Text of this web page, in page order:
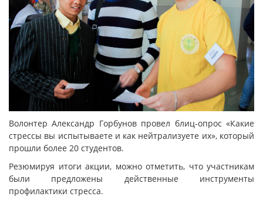
Волонтер Александр Горбунов провел блиц-опрос «Какие
стрессы вы испытываете и как нейтрализуете их», который
прошли более 20 студентов.
Резюмируя итоги акции, можно отметить, что участникам
были предложены действенные инструменты
профилактики стресса.